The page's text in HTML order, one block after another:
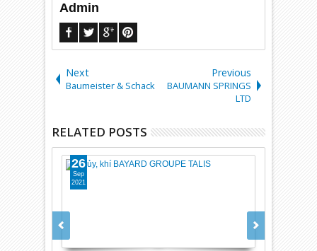
Admin
Next
Baumeister & Schack
Previous
BAUMANN SPRINGS
LTD
RELATED POSTS
26
Sep
2021